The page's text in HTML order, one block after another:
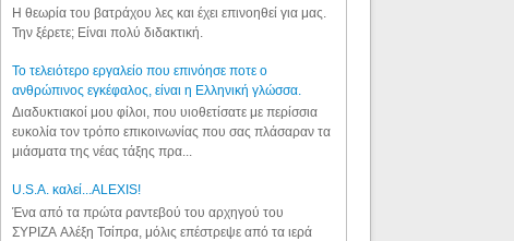
Η θεωρία του βατράχου λες και έχει επινοηθεί για μας.
Την ξέρετε; Είναι πολύ διδακτική.
Το τελειότερο εργαλείο που επινόησε ποτε ο
ανθρώπινος εγκέφαλος, είναι η Ελληνική γλώσσα.
Διαδυκτιακοί μου φίλοι, που υιοθετίσατε με περίσσια
ευκολία τον τρόπο επικοινωνίας που σας πλάσαραν τα
μιάσματα της νέας τάξης πρα...
U.S.A. καλεί...ALEXIS!
Ένα από τα πρώτα ραντεβού του αρχηγού του
ΣΥΡΙΖΑ Αλέξη Τσίπρα, μόλις επέστρεψε από τα ιερά